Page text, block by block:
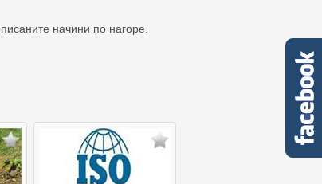
начини по нагоре.